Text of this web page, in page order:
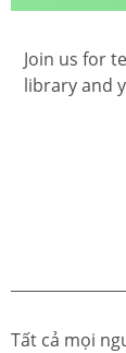
Join us for
library and
Tất cả mọi